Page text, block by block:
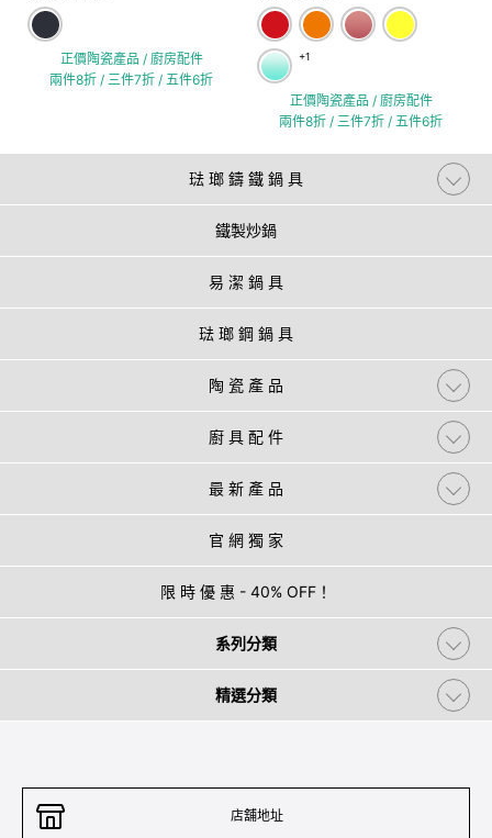
正價陶瓷產品 / 廚房配件
兩件8折 / 三件7折 / 五件6折
+1
正價陶瓷產品 / 廚房配件
兩件8折 / 三件7折 / 五件6折
琺 瑯 鑄 鐵 鍋 具
鐵製炒鍋
易 潔 鍋 具
琺 瑯 鋼 鍋 具
陶 瓷 產 品
廚 具 配 件
最 新 產 品
官 網 獨 家
限 時 優 惠 - 40% OFF！
系列分類
精選分類
店舖地址